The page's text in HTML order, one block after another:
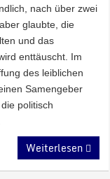
nach über zwei
glaubte, die
und das
enttäuscht. Im
des leiblichen
Samengeber
politisch
Weiterlesen